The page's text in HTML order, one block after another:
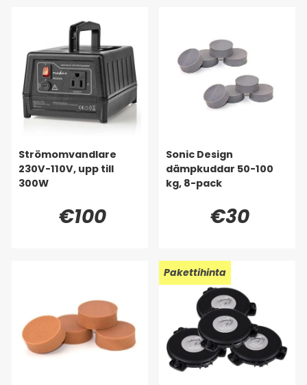
Strömomvandlare
230V-110V, upp till
300W
€100
Sonic Design
dämpkuddar 50-100
kg, 8-pack
€30
Pakettihinta